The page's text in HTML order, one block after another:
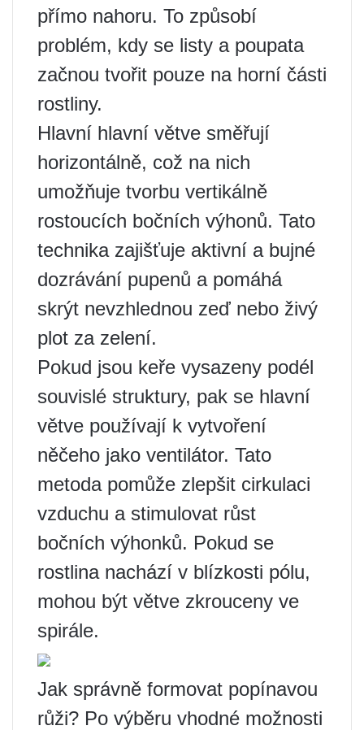
přímo nahoru. To způsobí
problém, kdy se listy a poupata
začnou tvořit pouze na horní části
rostliny.
Hlavní hlavní větve směřují
horizontálně, což na nich
umožňuje tvorbu vertikálně
rostoucích bočních výhonů. Tato
technika zajišťuje aktivní a bujné
dozrávání pupenů a pomáhá
skrýt nevzhlednou zeď nebo živý
plot za zelení.
Pokud jsou keře vysazeny podél
souvislé struktury, pak se hlavní
větve používají k vytvoření
něčeho jako ventilátor. Tato
metoda pomůže zlepšit cirkulaci
vzduchu a stimulovat růst
bočních výhonků. Pokud se
rostlina nachází v blízkosti pólu,
mohou být větve zkrouceny ve
spirále.
Jak správně formovat popínavou
růži? Po výběru vhodné možnosti